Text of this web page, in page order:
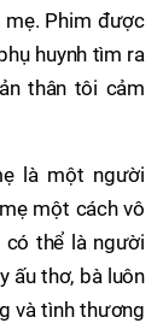
mẹ. Phim được
huynh tìm ra
thân tôi cảm
là một người
một cách vô
có thể là người
ấu thơ, bà luôn
và tình thương